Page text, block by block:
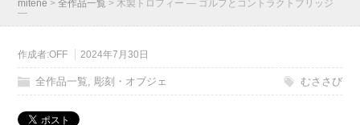
mitene >全作品一覧 >木製トロフィー ― ゴルフとコントラクトブリッジ
―
作成者:OFF 2024年7月30日
全作品一覧,彫刻・オブジェ むささび